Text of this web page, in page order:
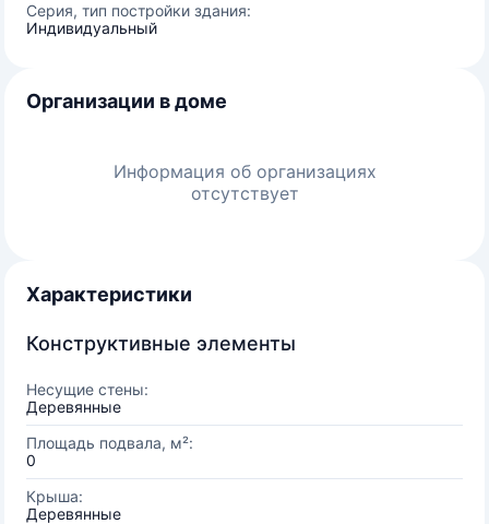
Серия, тип постройки здания:
Индивидуальный
Организации в доме
Информация об организациях
отсутствует
Характеристики
Конструктивные элементы
Несущие стены:
Деревянные
Площадь подвала, м²:
0
Крыша:
Деревянные